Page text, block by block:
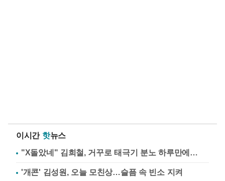
이시간 핫뉴스
"X돌았네" 김희철, 거꾸로 태극기 분노 하루만에…
'개콘' 김성원, 오늘 모친상…슬픔 속 빈소 지켜